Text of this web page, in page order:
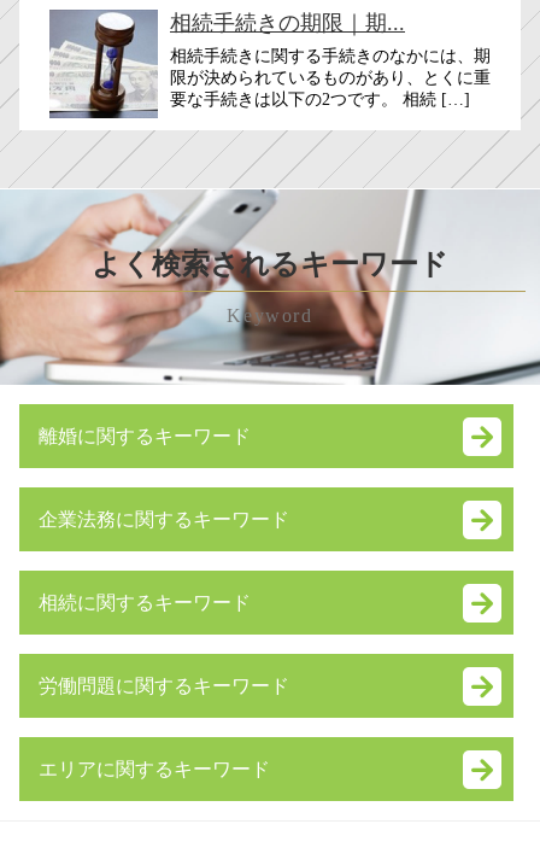
相続手続きの期限｜期...
相続手続きに関する手続きのなかには、期
限が決められているものがあり、とくに重
要な手続きは以下の2つです。 相続 […]
よく検索されるキーワード
Keyword
離婚に関するキーワード
財産分与 対象にならないもの
婚姻費用分担請求 弁護士 費用
不倫 親権
財産管理権
離婚調停 不成立
企業法務に関するキーワード
合同 会社 から 株式
資本 参加
労働条件変更 会社都合
相続に関するキーワード
遺言 弁護士
相続 借金
労働問題に関するキーワード
不当解雇 相談
エリアに関するキーワード